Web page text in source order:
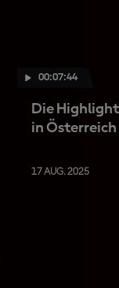
00:07:44
Die
in Österreich
17 AUG. 2025